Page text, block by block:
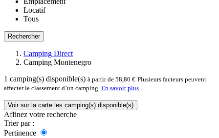
Locatif
Tous
Rechercher
Camping Direct
Camping Montenegro
1 camping(s) disponible(s) à partir de 58,80 € Plusieurs facteurs peuvent
affecter le classement d’un camping. En savoir plus
Voir sur la carte les camping(s) disponible(s)
Affinez votre recherche
Trier par :
Pertinence